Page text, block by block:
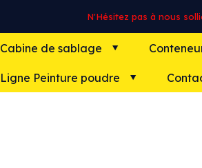
N'Hésitez pas à nous
Cabine de sablage
Ligne Peinture poudre